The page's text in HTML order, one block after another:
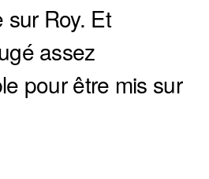
Roy. Et
assez
pour être mis sur